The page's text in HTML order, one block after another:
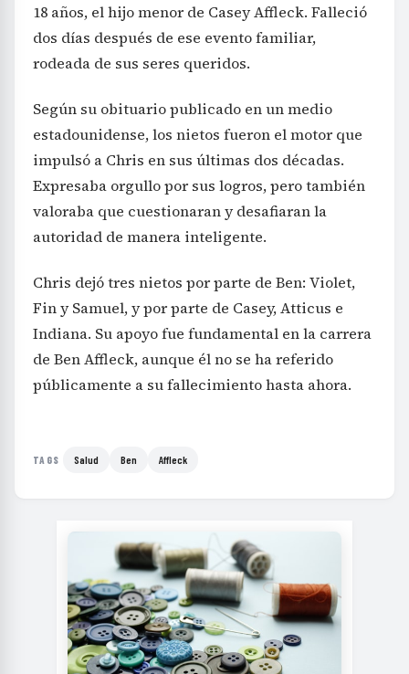
18 años, el hijo menor de Casey Affleck. Falleció
dos días después de ese evento familiar,
rodeada de sus seres queridos.
Según su obituario publicado en un medio
estadounidense, los nietos fueron el motor que
impulsó a Chris en sus últimas dos décadas.
Expresaba orgullo por sus logros, pero también
valoraba que cuestionaran y desafiaran la
autoridad de manera inteligente.
Chris dejó tres nietos por parte de Ben: Violet,
Fin y Samuel, y por parte de Casey, Atticus e
Indiana. Su apoyo fue fundamental en la carrera
de Ben Affleck, aunque él no se ha referido
públicamente a su fallecimiento hasta ahora.
TAGS Salud Ben Affleck